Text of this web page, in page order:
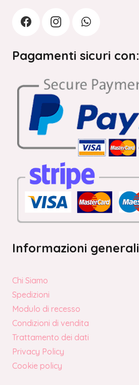
Pagamenti sicuri con:
Informazioni generali
Chi Siamo
Spedizioni
Modulo di recesso
Condizioni di vendita
Trattamento dei dati
Privacy Policy
Cookie policy